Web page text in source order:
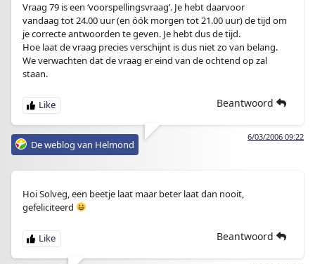
Vraag 79 is een ‘voorspellingsvraag’. Je hebt daarvoor
vandaag tot 24.00 uur (en óók morgen tot 21.00 uur) de tijd om
je correcte antwoorden te geven. Je hebt dus de tijd.
Hoe laat de vraag precies verschijnt is dus niet zo van belang.
We verwachten dat de vraag er eind van de ochtend op zal
staan.
Beantwoord
6/03/2006 09:22
De weblog van Helmond
Hoi Solveg, een beetje laat maar beter laat dan nooit,
gefeliciteerd
Beantwoord